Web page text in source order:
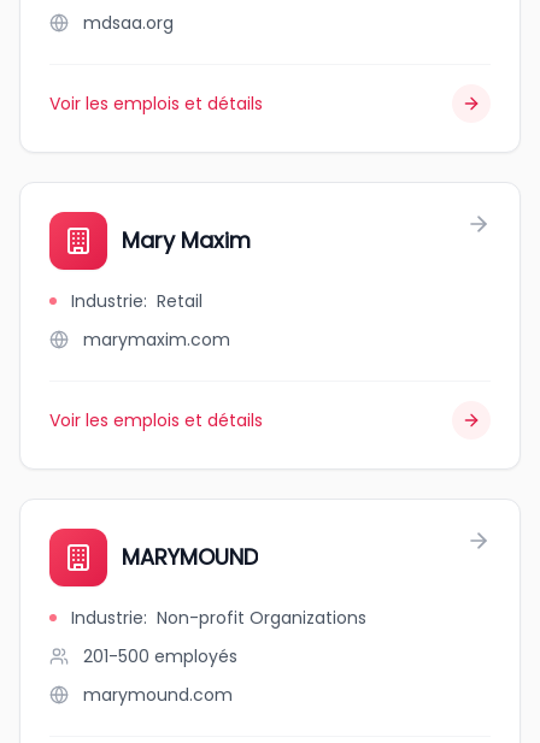
mdsaa.org
Voir les emplois et détails
Mary Maxim
Industrie: Retail
marymaxim.com
Voir les emplois et détails
MARYMOUND
Industrie: Non-profit Organizations
201-500 employés
marymound.com